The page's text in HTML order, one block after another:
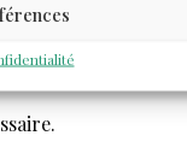
disponible),